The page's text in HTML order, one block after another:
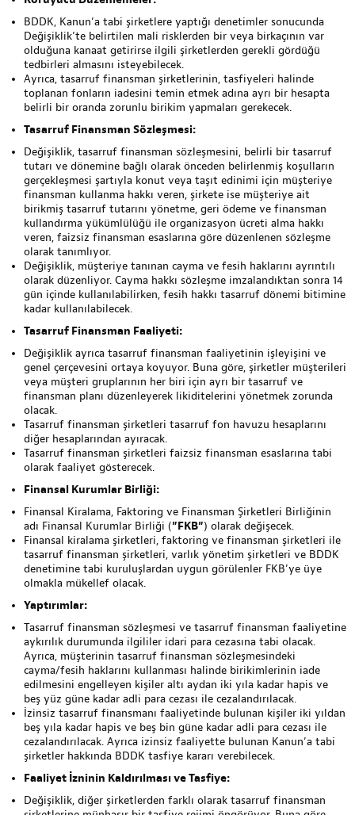
BDDK, Kanun’a tabi şirketlere yaptığı denetimler sonucunda
Değişiklik’te belirtilen mali risklerden bir veya birkaçının var
olduğuna kanaat getirirse ilgili şirketlerden gerekli gördüğü
tedbirleri almasını isteyebilecek.
Ayrıca, tasarruf finansman şirketlerinin, tasfiyeleri halinde
toplanan fonların iadesini temin etmek adına ayrı bir hesapta
belirli bir oranda zorunlu birikim yapmaları gerekecek.
Tasarruf Finansman Sözleşmesi:
Değişiklik, tasarruf finansman sözleşmesini, belirli bir tasarruf
tutarı ve dönemine bağlı olarak önceden belirlenmiş koşulların
gerçekleşmesi şartıyla konut veya taşıt edinimi için müşteriye
finansman kullanma hakkı veren, şirkete ise müşteriye ait
birikmiş tasarruf tutarını yönetme, geri ödeme ve finansman
kullandırma yükümlülüğü ile organizasyon ücreti alma hakkı
veren, faizsiz finansman esaslarına göre düzenlenen sözleşme
olarak tanımlıyor.
Değişiklik, müşteriye tanınan cayma ve fesih haklarını ayrıntılı
olarak düzenliyor. Cayma hakkı sözleşme imzalandıktan sonra 14
gün içinde kullanılabilirken, fesih hakkı tasarruf dönemi bitimine
kadar kullanılabilecek.
Tasarruf Finansman Faaliyeti:
Değişiklik ayrıca tasarruf finansman faaliyetinin işleyişini ve
genel çerçevesini ortaya koyuyor. Buna göre, şirketler müşterileri
veya müşteri gruplarının her biri için ayrı bir tasarruf ve
finansman planı düzenleyerek likiditelerini yönetmek zorunda
olacak.
Tasarruf finansman şirketleri tasarruf fon havuzu hesaplarını
diğer hesaplarından ayıracak.
Tasarruf finansman şirketleri faizsiz finansman esaslarına tabi
olarak faaliyet gösterecek.
Finansal Kurumlar Birliği:
Finansal Kiralama, Faktoring ve Finansman Şirketleri Birliğinin
adı Finansal Kurumlar Birliği (”FKB”) olarak değişecek.
Finansal kiralama şirketleri, faktoring ve finansman şirketleri ile
tasarruf finansman şirketleri, varlık yönetim şirketleri ve BDDK
denetimine tabi kuruluşlardan uygun görülenler FKB’ye üye
olmakla mükellef olacak.
Yaptırımlar:
Tasarruf finansman sözleşmesi ve tasarruf finansman faaliyetine
aykırılık durumunda ilgililer idari para cezasına tabi olacak.
Ayrıca, müşterinin tasarruf finansman sözleşmesindeki
cayma/fesih haklarını kullanması halinde birikimlerinin iade
edilmesini engelleyen kişiler altı aydan iki yıla kadar hapis ve
beş yüz güne kadar adli para cezası ile cezalandırılacak.
İzinsiz tasarruf finansmanı faaliyetinde bulunan kişiler iki yıldan
beş yıla kadar hapis ve beş bin güne kadar adli para cezası ile
cezalandırılacak. Ayrıca izinsiz faaliyette bulunan Kanun’a tabi
şirketler hakkında BDDK tasfiye kararı verebilecek.
Faaliyet İzninin Kaldırılması ve Tasfiye:
Değişiklik, diğer şirketlerden farklı olarak tasarruf finansman